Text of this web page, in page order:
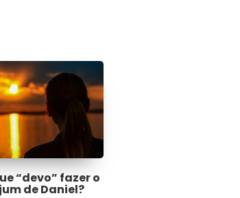
“devo” fazer o
de Daniel?